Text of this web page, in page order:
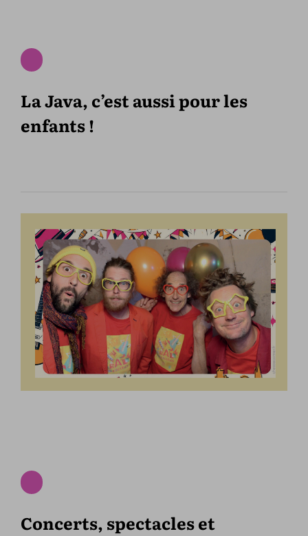
La Java, c’est aussi pour les
enfants !
Concerts, spectacles et